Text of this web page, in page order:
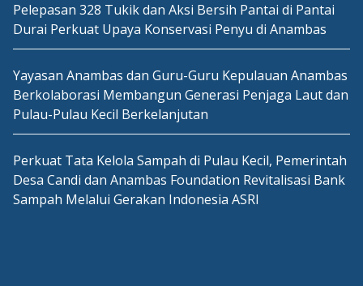
Pelepasan 328 Tukik dan Aksi Bersih Pantai di Pantai
Durai Perkuat Upaya Konservasi Penyu di Anambas
Yayasan Anambas dan Guru-Guru Kepulauan Anambas
Berkolaborasi Membangun Generasi Penjaga Laut dan
Pulau-Pulau Kecil Berkelanjutan
Perkuat Tata Kelola Sampah di Pulau Kecil, Pemerintah
Desa Candi dan Anambas Foundation Revitalisasi Bank
Sampah Melalui Gerakan Indonesia ASRI